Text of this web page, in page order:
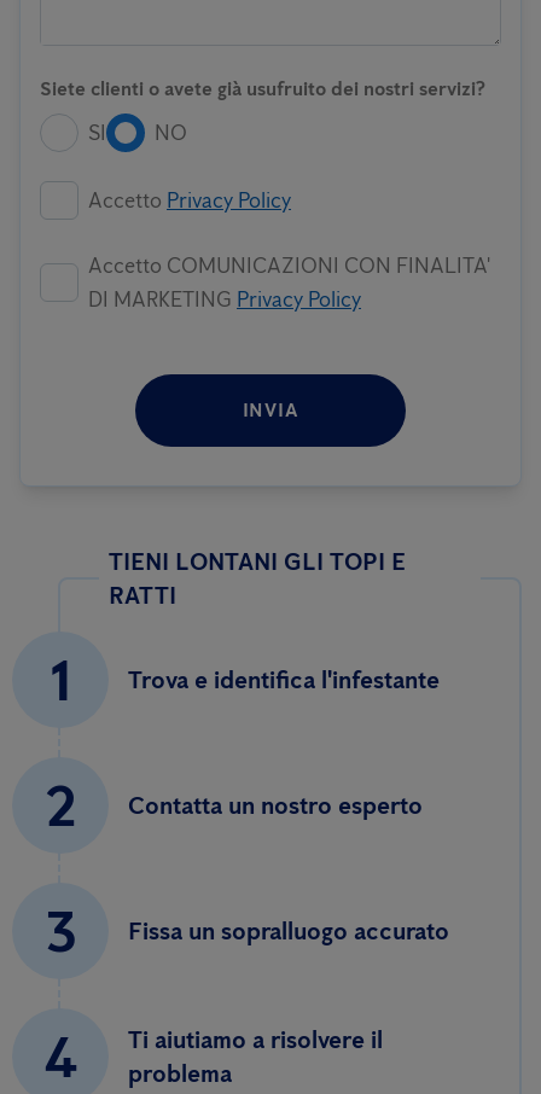
Siete clienti o avete già usufruito dei nostri servizi?
SI NO
Accetto Privacy Policy
Accetto COMUNICAZIONI CON FINALITA'
DI MARKETING Privacy Policy
INVIA
TIENI LONTANI GLI TOPI E
RATTI
1 Trova e identifica l'infestante
2 Contatta un nostro esperto
3 Fissa un sopralluogo accurato
4
Ti aiutiamo a risolvere il
problema